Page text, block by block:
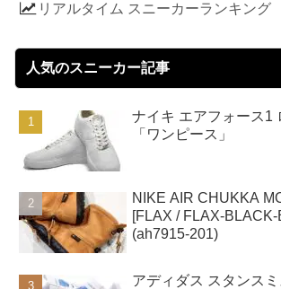
リアルタイム スニーカーランキング
人気のスニーカー記事
ナイキ エアフォース1
「ワンピース」
NIKE AIR CHUKKA
[FLAX / FLAX-BLACK-
(ah7915-201)
アディダス スタンス